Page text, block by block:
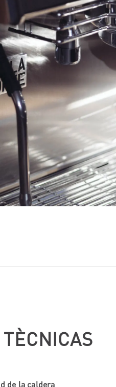
de la caldera